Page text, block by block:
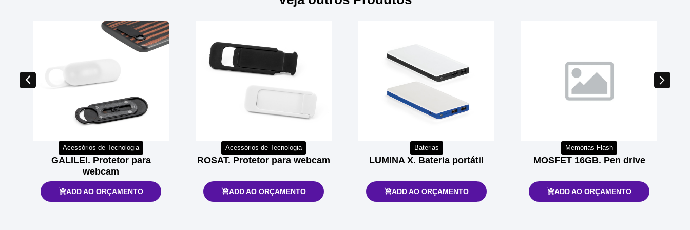
Acessórios de Tecnologia
GALILEI. Protetor para
webcam
ADD AO ORÇAMENTO
Acessórios de Tecnologia
ROSAT. Protetor para webcam
ADD AO ORÇAMENTO
Baterias
LUMINA X. Bateria portátil
ADD AO ORÇAMENTO
Memórias Flash
MOSFET 16GB. Pen drive
ADD AO ORÇAMENTO